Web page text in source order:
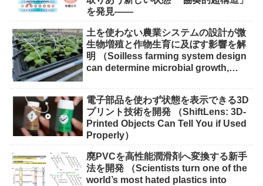
を発見――
土を使わない農業システムの設計が微
生物増殖と作物生育に及ぼす影響を解
明 （Soilless farming system design
can determine microbial growth,
電子部品を使わず状態を表示できる3D
プリント技術を開発 （ShiftLens: 3D-
Printed Objects Can Tell You if Used
Properly）
廃PVCを高性能潤滑剤へ変換する新手
法を開発 （Scientists turn one of the
world’s most hated plastics into